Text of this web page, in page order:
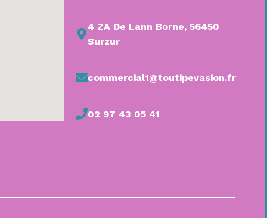
4 ZA De Lann Borne, 56450
Surzur
commercial1@toutipevasion.fr
02 97 43 05 41